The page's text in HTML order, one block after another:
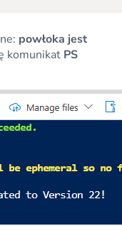
powłoka jest
komunikat PS